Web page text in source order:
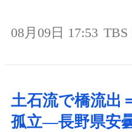
08月09日 17:53 TBS
土石流で橋流出
孤立―長野県安